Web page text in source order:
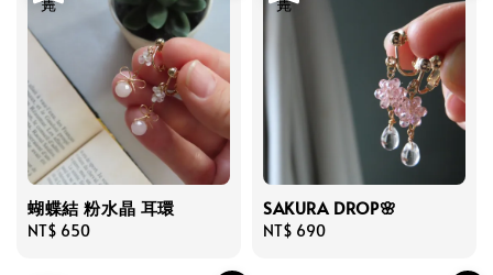
蝴蝶結 粉水晶 耳環
Regular
NT$ 650
SAKURA DROP🌸
Regular
NT$ 690